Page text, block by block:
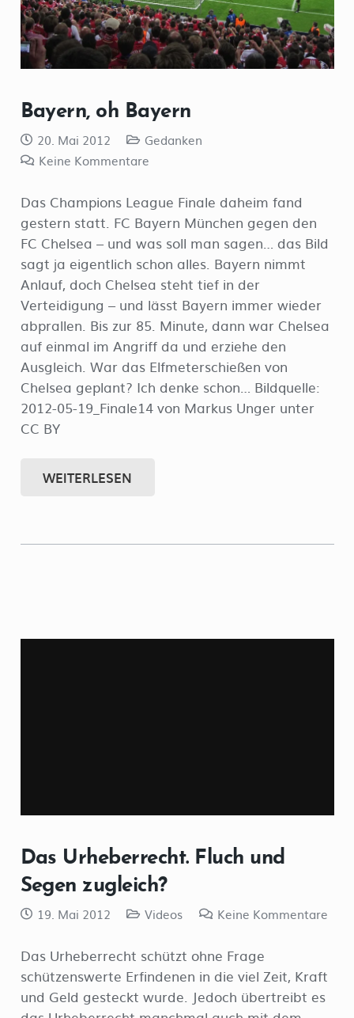
Bayern, oh Bayern
20. Mai 2012
Gedanken
Keine Kommentare
Das Champions League Finale daheim fand
gestern statt. FC Bayern München gegen den
FC Chelsea – und was soll man sagen… das Bild
sagt ja eigentlich schon alles. Bayern nimmt
Anlauf, doch Chelsea steht tief in der
Verteidigung – und lässt Bayern immer wieder
abprallen. Bis zur 85. Minute, dann war Chelsea
auf einmal im Angriff da und erziehe den
Ausgleich. War das Elfmeterschießen von
Chelsea geplant? Ich denke schon… Bildquelle:
2012-05-19_Finale14 von Markus Unger unter
CC BY
WEITERLESEN
Das Urheberrecht. Fluch und
Segen zugleich?
19. Mai 2012 Videos Keine Kommentare
Das Urheberrecht schützt ohne Frage
schützenswerte Erfindenen in die viel Zeit, Kraft
und Geld gesteckt wurde. Jedoch übertreibt es